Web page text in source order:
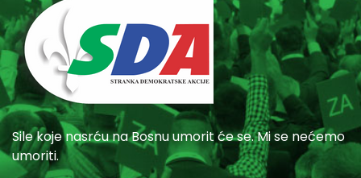
Sile koje nasrću na Bosnu umorit će se. Mi se nećemo
umoriti.